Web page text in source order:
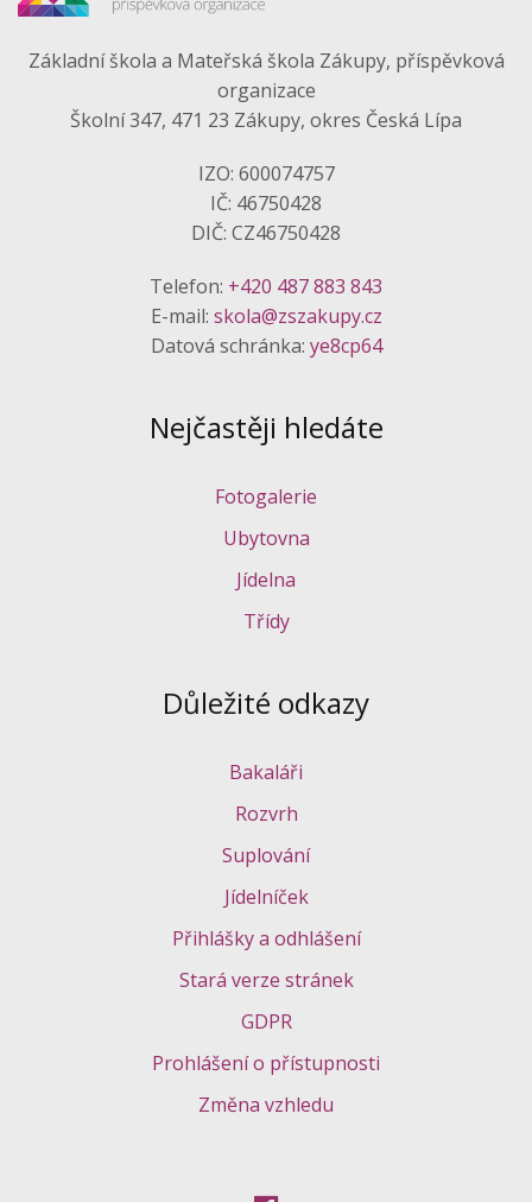
Základní škola a Mateřská škola Zákupy, příspěvková
organizace
Školní 347, 471 23 Zákupy, okres Česká Lípa
IZO: 600074757
IČ: 46750428
DIČ: CZ46750428
Telefon: +420 487 883 843
E-mail: skola@zszakupy.cz
Datová schránka: ye8cp64
Nejčastěji hledáte
Fotogalerie
Ubytovna
Jídelna
Třídy
Důležité odkazy
Bakaláři
Rozvrh
Suplování
Jídelníček
Přihlášky a odhlášení
Stará verze stránek
GDPR
Prohlášení o přístupnosti
Změna vzhledu